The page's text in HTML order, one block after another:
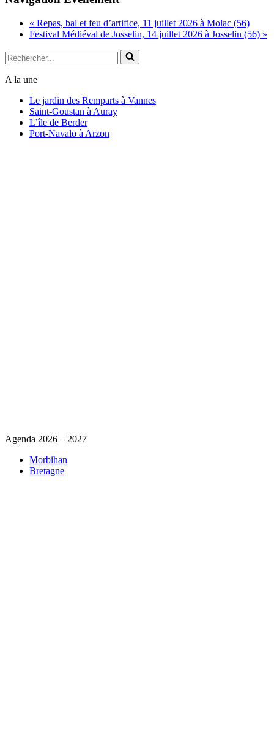
« Repas, bal et feu d’artifice, 11 juillet 2026 à Molac (56)
Festival Médiéval de Josselin, 14 juillet 2026 à Josselin (56) »
Rechercher...
A la une
Le jardin des Remparts à Vannes
Saint-Goustan à Auray
L’île de Berder
Port-Navalo à Arzon
Agenda 2026 – 2027
Morbihan
Bretagne